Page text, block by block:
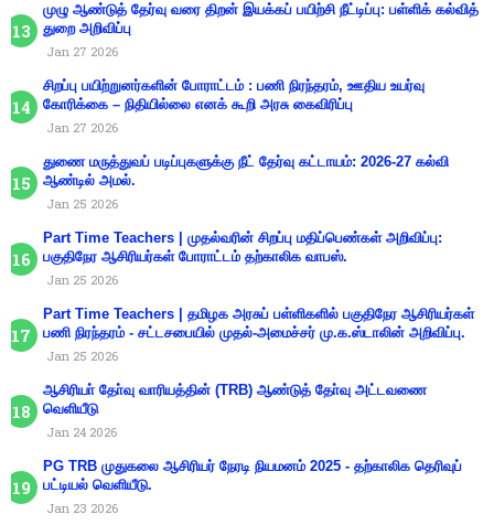
முழு ஆண்டுத் தேர்வு வரை திறன் இயக்கப் பயிற்சி நீட்டிப்பு: பள்ளிக் கல்வித்
துறை அறிவிப்பு
Jan 27 2026
சிறப்பு பயிற்றுனர்களின் போராட்டம் : பணி நிரந்தரம், ஊதிய உயர்வு
கோரிக்கை – நிதியில்லை எனக் கூறி அரசு கைவிரிப்பு
Jan 27 2026
துணை மருத்துவப் படிப்புகளுக்கு நீட் தேர்வு கட்டாயம்: 2026-27 கல்வி
ஆண்டில் அமல்.
Jan 25 2026
Part Time Teachers | முதல்வரின் சிறப்பு மதிப்பெண்கள் அறிவிப்பு:
பகுதிநேர ஆசிரியர்கள் போராட்டம் தற்காலிக வாபஸ்.
Jan 25 2026
Part Time Teachers | தமிழக அரசுப் பள்ளிகளில் பகுதிநேர ஆசிரியர்கள்
பணி நிரந்தரம் - சட்டசபையில் முதல்-அமைச்சர் மு.க.ஸ்டாலின் அறிவிப்பு.
Jan 25 2026
ஆசிரியா் தோ்வு வாரியத்தின் (TRB) ஆண்டுத் தோ்வு அட்டவணை
வெளியீடு
Jan 24 2026
PG TRB முதுகலை ஆசிரியர் நேரடி நியமனம் 2025 - தற்காலிக தெரிவுப்
பட்டியல் வெளியீடு.
Jan 23 2026